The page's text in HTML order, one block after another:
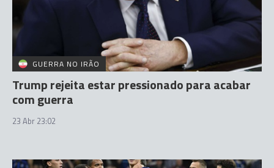
GUERRA NO IRÃO
Trump rejeita estar pressionado para acabar
com guerra
23 Abr 23:02